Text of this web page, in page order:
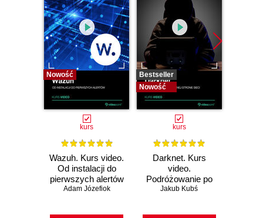
Nowość
kurs
Wazuh. Kurs video.
Od instalacji do
pierwszych alertów
Adam Józefiok
Bestseller
Nowość
kurs
Darknet. Kurs
video.
Podróżowanie po
ciemnej stronie
Jakub Kubś